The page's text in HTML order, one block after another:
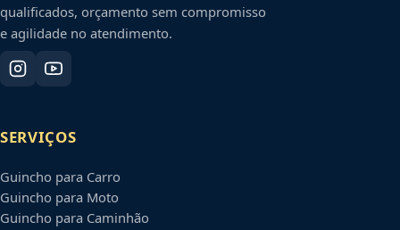
qualificados, orçamento sem compromisso
e agilidade no atendimento.
SERVIÇOS
Guincho para Carro
Guincho para Moto
Guincho para Caminhão